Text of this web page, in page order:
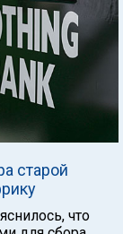
старой
что